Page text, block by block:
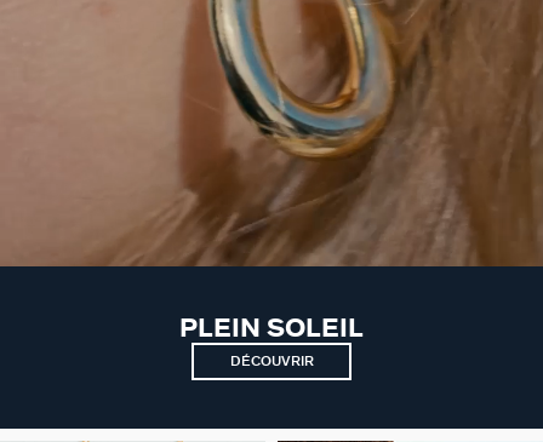
PLEIN SOLEIL
DÉCOUVRIR